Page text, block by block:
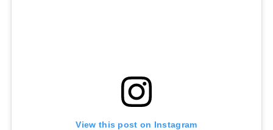
View this post on Instagram